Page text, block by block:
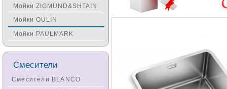
Мойки ZIGMUND&SHTAIN
Мойки OULIN
Мойки PAULMARK
Смесители
Смесители BLANCO